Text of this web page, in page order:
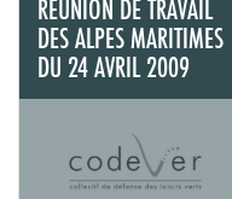
RÉUNION DE TRAVAIL
DES ALPES MARITIMES
DU 24 AVRIL 2009